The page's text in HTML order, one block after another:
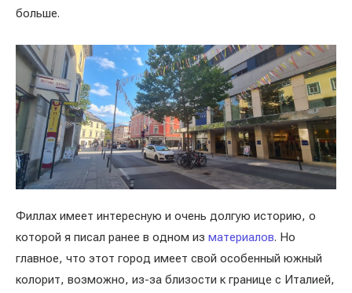
больше.
Филлах имеет интересную и очень долгую историю, о
которой я писал ранее в одном из материалов. Но
главное, что этот город имеет свой особенный южный
колорит, возможно, из-за близости к границе с Италией,